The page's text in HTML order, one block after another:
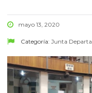
mayo 13, 2020
Categoría: Junta